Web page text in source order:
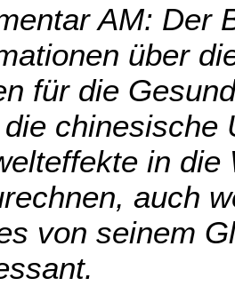
AM: Der
über
für die
chinesische
in
auch
von seinem